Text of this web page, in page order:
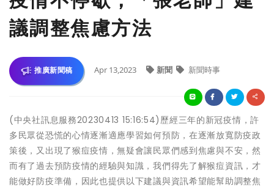
議調整焦慮方法
推廣新聞稿 Apr 13,2023 新聞 新聞時事
(中央社訊息服務20230413 15:16:54)歷經三年的新冠疫情，許
多民眾從恐慌的心情逐漸適應學習如何預防，在逐漸放寬防疫政
策後，又出現了猴痘疫情，無疑會讓民眾們感到焦慮與不安，然
而有了過去預防疫情的經驗與知識，我們得先了解猴痘資訊，才
能做好防疫準備，因此也提供以下建議與資訊希望能幫助調整焦